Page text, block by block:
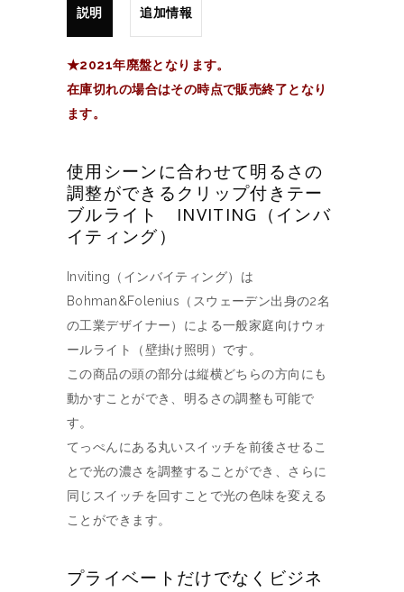
説明 追加情報
★2021年廃盤となります。
在庫切れの場合はその時点で販売終了となり
ます。
使用シーンに合わせて明るさの
調整ができるクリップ付きテー
ブルライト INVITING（インバ
イティング）
Inviting（インバイティング）は
Bohman&Folenius（スウェーデン出身の2名
の工業デザイナー）による一般家庭向けウォ
ールライト（壁掛け照明）です。
この商品の頭の部分は縦横どちらの方向にも
動かすことができ、明るさの調整も可能で
す。
てっぺんにある丸いスイッチを前後させるこ
とで光の濃さを調整することができ、さらに
同じスイッチを回すことで光の色味を変える
ことができます。
プライベートだけでなくビジネ